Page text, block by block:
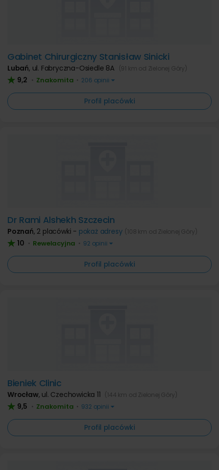
Gabinet Chirurgiczny Stanisław Sinicki
Lubań, ul. Fabryczna-Osiedle 8A (91 km od Zielonej Góry)
9,2 • Znakomita • 206 opinii
Profil placówki
Dr Rami Alshekh Szczecin
Poznań, 2 placówki - pokaż adresy (108 km od Zielonej Góry)
10 • Rewelacyjna • 92 opinii
Profil placówki
Bieniek Clinic
Wrocław, ul. Czechowicka 11 (144 km od Zielonej Góry)
9,5 • Znakomita • 932 opinii
Profil placówki